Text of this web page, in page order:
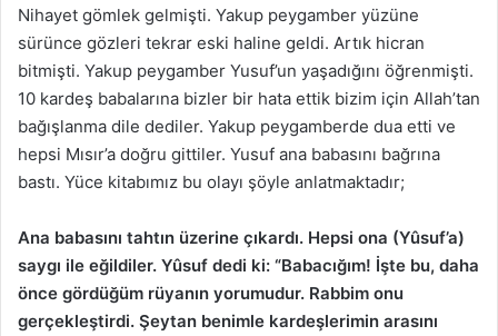
Nihayet gömlek gelmişti. Yakup peygamber yüzüne
sürünce gözleri tekrar eski haline geldi. Artık hicran
bitmişti. Yakup peygamber Yusuf’un yaşadığını öğrenmişti.
10 kardeş babalarına bizler bir hata ettik bizim için Allah’tan
bağışlanma dile dediler. Yakup peygamberde dua etti ve
hepsi Mısır’a doğru gittiler. Yusuf ana babasını bağrına
bastı. Yüce kitabımız bu olayı şöyle anlatmaktadır;
Ana babasını tahtın üzerine çıkardı. Hepsi ona (Yûsuf’a)
saygı ile eğildiler. Yûsuf dedi ki: “Babacığım! İşte bu, daha
önce gördüğüm rüyanın yorumudur. Rabbim onu
gerçekleştirdi. Şeytan benimle kardeşlerimin arasını